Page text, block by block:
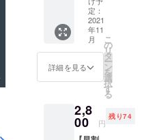
商品を日本
へ輸入して
います。
高品質・シ
ンプル＆
グッドデザ
単に壊れた
り飽きたり
レート
ブルー
× 1個 ※
税込、
送料込
み
定：
2021
年11
月
詳細を見る
こ
の
リ
タ
ー
ン
を
選
択
す
る
2,8
00 円
残り74